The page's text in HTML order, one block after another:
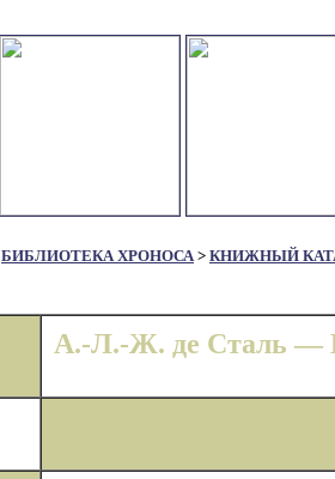
БИБЛИОТЕКА ХРОНОСА> КНИЖНЫЙ
А.-Л.-Ж. де Сталь —